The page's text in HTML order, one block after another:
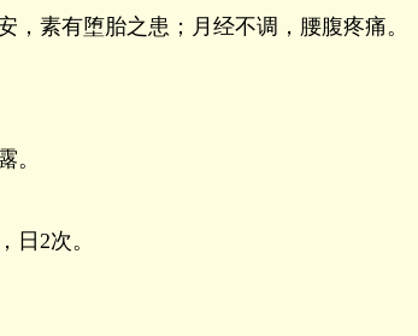
，素有堕胎之患；月经不调，腰腹疼痛。
。
日2次。